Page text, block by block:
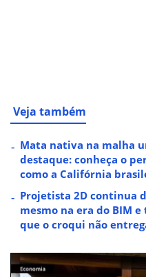
Veja também
Mata nativa na malha
destaque: conheça o
como a Califórnia
Projetista 2D continua
mesmo na era do BIM
que o croqui não